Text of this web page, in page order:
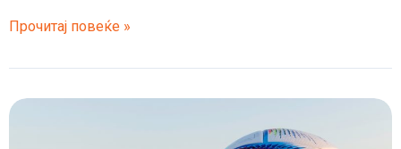
Почнува
првенство
во
фудбал,
Прочитај повеќе »